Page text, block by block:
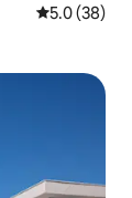
औसत रेटिंग 5
5.0 (38)